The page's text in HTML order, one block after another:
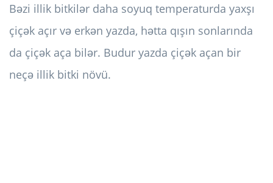
Bəzi illik bitkilər daha soyuq temperaturda yaxşı
çiçək açır və erkən yazda, hətta qışın sonlarında
da çiçək aça bilər. Budur yazda çiçək açan bir
neçə illik bitki növü.